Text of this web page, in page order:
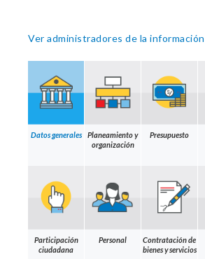
Ver administradores de la información
Datos generales
Planeamiento y
organización
Presupuesto
Participación
ciudadana
Personal
Contratación de
bienes y servicios